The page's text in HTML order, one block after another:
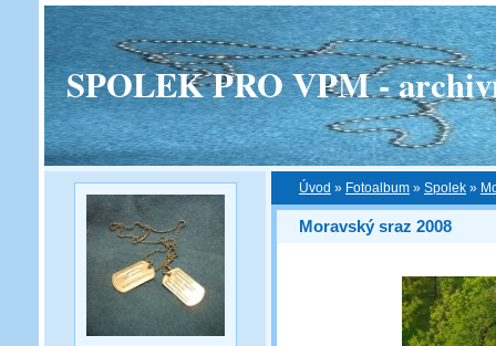
SPOLEK PRO VPM -
Úvod » Fotoalbum » Spolek »
Moravský sraz 2008